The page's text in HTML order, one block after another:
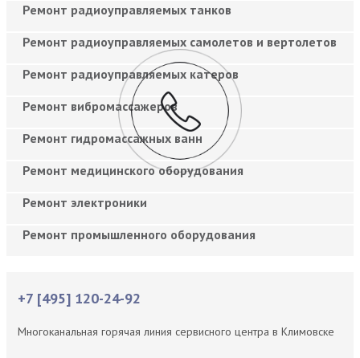
Ремонт радиоуправляемых танков
Ремонт радиоуправляемых самолетов и вертолетов
Ремонт радиоуправляемых катеров
Ремонт вибромассажеров
Ремонт гидромассажных ванн
Ремонт медицинского оборудования
Ремонт электроники
Ремонт промышленного оборудования
+7 [495] 120-24-92
Многоканальная горячая линия сервисного центра в Климовске